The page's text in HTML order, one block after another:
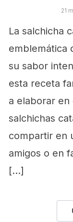
21
La salchicha
emblemática
su sabor
esta receta
a elaborar en
salchichas
compartir en
amigos o en
[…]